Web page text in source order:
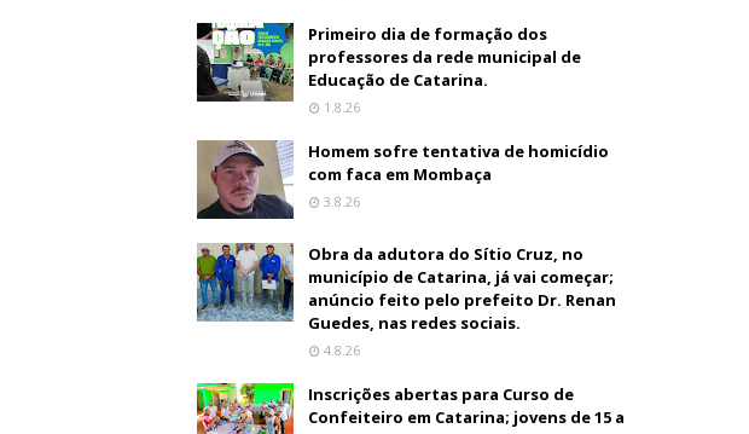
Primeiro dia de formação dos
professores da rede municipal de
Educação de Catarina.
1.8.26
Homem sofre tentativa de homicídio
com faca em Mombaça
3.8.26
Obra da adutora do Sítio Cruz, no
município de Catarina, já vai começar;
anúncio feito pelo prefeito Dr. Renan
Guedes, nas redes sociais.
4.8.26
Inscrições abertas para Curso de
Confeiteiro em Catarina; jovens de 15 a